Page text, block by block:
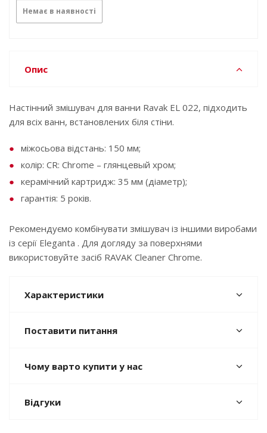
Немає в наявності
Опис
Настінний змішувач для ванни Ravak EL 022, підходить
для всіх ванн, встановлених біля стіни.
міжосьова відстань: 150 мм;
колір: CR: Chrome – глянцевый хром;
керамічний картридж: 35 мм (діаметр);
гарантія: 5 років.
Рекомендуємо комбінувати змішувач із іншими виробами
із серії Eleganta . Для догляду за поверхнями
використовуйте засіб RAVAK Cleaner Chrome.
Характеристики
Поставити питання
Чому варто купити у нас
Відгуки